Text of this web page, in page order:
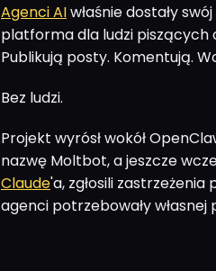
Agenci AIwłaśnie dostały
platforma dla ludzi piszących
Publikują posty. Komentują.
Bez ludzi.
Projekt wyrósł wokół
nazwę Moltbot, a jeszcze
Claude'a, zgłosili
agenci potrzebowały własnej